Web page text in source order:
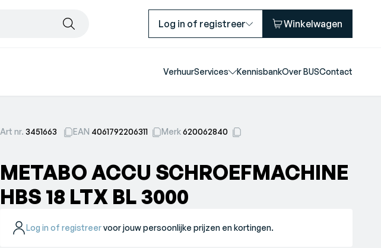
Log in of registreer Winkelwagen
VerhuurServices KennisbankOver BUSContact
Art nr.3451663 EAN 4061792206311 Merk620062840
METABO ACCU SCHROEFMACHINE
HBS 18 LTX BL 3000
Log in of registreervoor jouw persoonlijke prijzen en kortingen.